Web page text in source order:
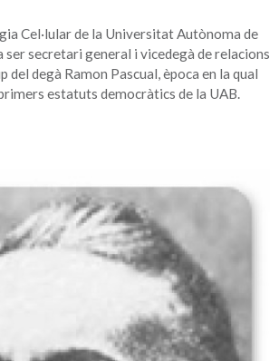
Cel·lular de la Universitat Autònoma de
ser secretari general i vicedegà de relacions
del degà Ramon Pascual, època en la qual
estatuts democràtics de la UAB.